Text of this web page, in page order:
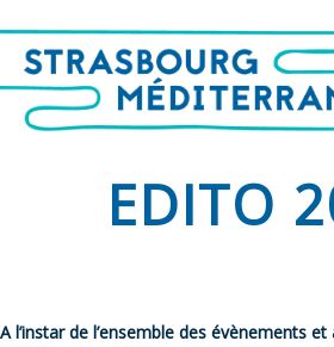
EDITO
A l’instar de l’ensemble des évènements